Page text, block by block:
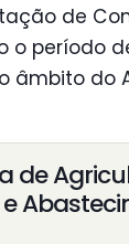
de
o período
âmbito do
de